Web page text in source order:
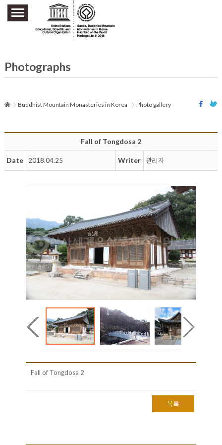
주요메뉴 바로가기
본문 바로가기
하단메뉴 바로가기
Photographs
Buddhist Mountain Monasteries in Korea Photo gallery
Fall of Tongdosa 2
Date 2018.04.25 Writer 관리자
Fall of Tongdosa 2
목록